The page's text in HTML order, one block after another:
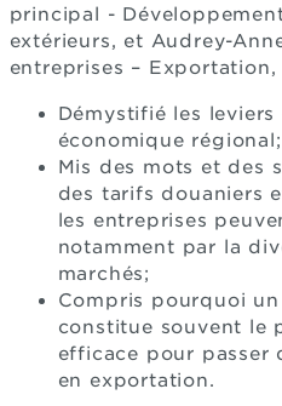
principal -
extérieurs, et Audrey-
entreprises –
Démystifié les
économique régional;
Mis des mots et des
des tarifs douaniers
les entreprises
notamment par la
marchés;
Compris pourquoi
constitue souvent le
efficace pour passer
en exportation.